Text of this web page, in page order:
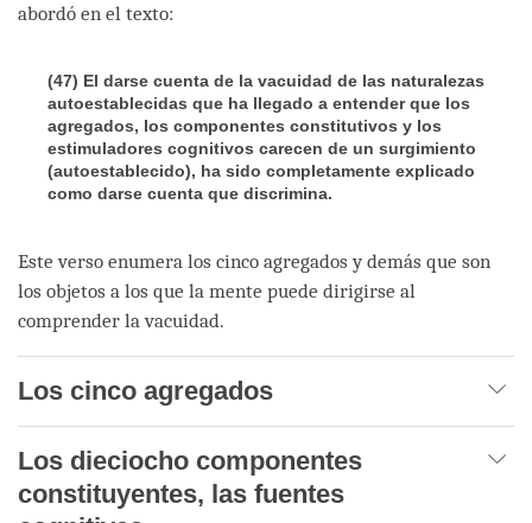
abordó en el texto:
(47) El darse cuenta de la vacuidad de las naturalezas
autoestablecidas que ha llegado a entender que los
agregados, los componentes constitutivos y los
estimuladores cognitivos carecen de un surgimiento
(autoestablecido), ha sido completamente explicado
como darse cuenta que discrimina.
Este verso enumera los cinco agregados y demás que son
los objetos a los que la mente puede dirigirse al
comprender la vacuidad.
Los cinco agregados
Los dieciocho componentes
constituyentes, las fuentes